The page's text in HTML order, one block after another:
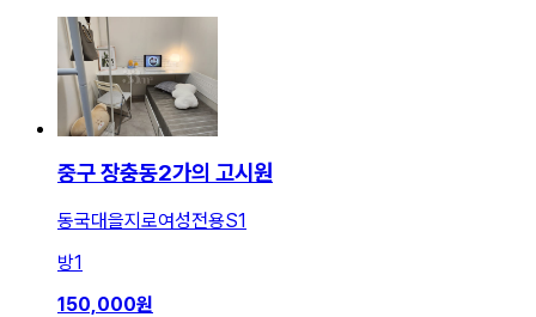
중구 장충동2가의 고시원
동국대을지로여성전용S1
방1
150,000원